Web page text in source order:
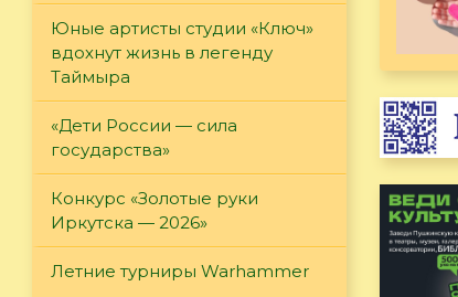
Юные артисты студии «Ключ»
вдохнут жизнь в легенду
Таймыра
«Дети России — сила
государства»
Конкурс «Золотые руки
Иркутска — 2026»
Летние турниры Warhammer